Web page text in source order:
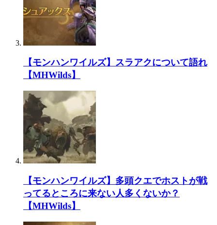
【モンハンワイルズ】スラアクについて語れ
【MHWilds】
【モンハンワイルズ】多頭クエでホストが戦
ってるところに来ない人多くないか？
【MHWilds】